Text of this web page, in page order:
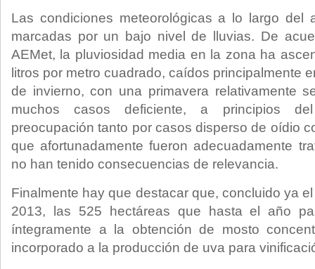
Las condiciones meteorológicas a lo largo del
marcadas por un bajo nivel de lluvias. De
AEMet, la pluviosidad media en la zona ha
litros por metro cuadrado, caídos principalmente
de invierno, con una primavera relativamente
muchos casos deficiente, a principios
preocupación tanto por casos disperso de oídio
que afortunadamente fueron adecuadamente
no han tenido consecuencias de relevancia.
Finalmente hay que destacar que, concluido ya
2013, las 525 hectáreas que hasta el año
íntegramente a la obtención de mosto
incorporado a la producción de uva para